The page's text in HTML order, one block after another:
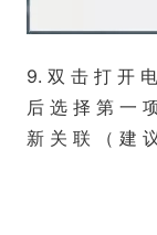
9. 双 击 打 开
后 选 择 第 一
新 关 联 （ 建 议